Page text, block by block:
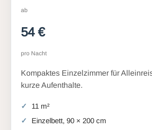
ab
54 €
pro Nacht
Kompaktes Einzelzimmer für
kurze Aufenthalte.
11 m²
Einzelbett, 90 × 200 cm